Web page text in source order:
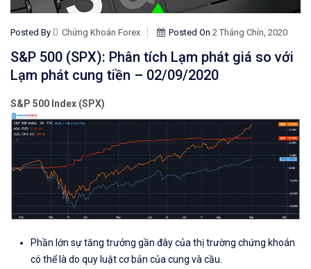
Posted By Chứng Khoán Forex Posted On 2 Tháng Chín, 2020
S&P 500 (SPX): Phân tích Lạm phát giá so với
Lạm phát cung tiền – 02/09/2020
S&P 500 Index (SPX)
Phần lớn sự tăng trưởng gần đây của thị trường chứng khoán
có thể là do quy luật cơ bản của cung và cầu.